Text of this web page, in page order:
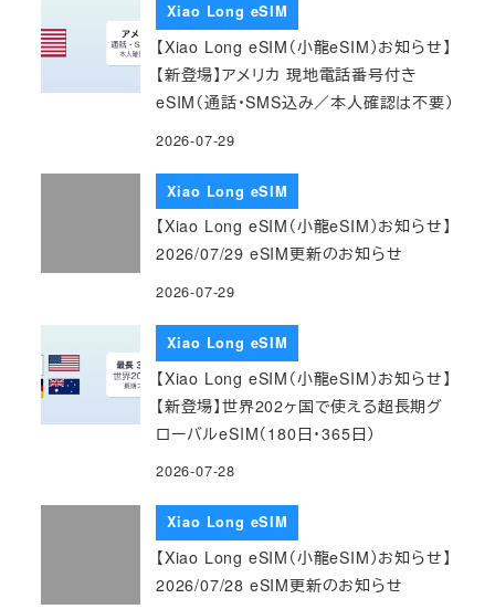
Xiao Long eSIM
【Xiao Long eSIM（小龍eSIM）お知らせ】
【新登場】アメリカ 現地電話番号付き
eSIM（通話・SMS込み／本人確認は不要）
2026-07-29
Xiao Long eSIM
【Xiao Long eSIM（小龍eSIM）お知らせ】
2026/07/29 eSIM更新のお知らせ
2026-07-29
Xiao Long eSIM
【Xiao Long eSIM（小龍eSIM）お知らせ】
【新登場】世界202ヶ国で使える超長期グ
ローバルeSIM（180日・365日）
2026-07-28
Xiao Long eSIM
【Xiao Long eSIM（小龍eSIM）お知らせ】
2026/07/28 eSIM更新のお知らせ